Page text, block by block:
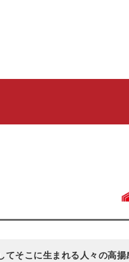
てそこに生まれる人々の高揚